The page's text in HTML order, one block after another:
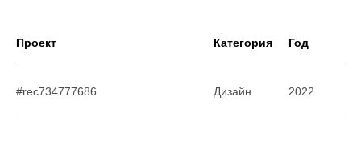
Проект Категория Год
#rec734777686 Дизайн 2022